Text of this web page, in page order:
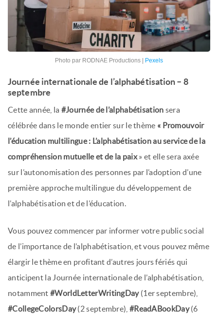
Photo par RODNAE Productions | Pexels
Journée internationale de l’alphabétisation – 8
septembre
Cette année, la #Journée de l’alphabétisation sera
célébrée dans le monde entier sur le thème « Promouvoir
l’éducation multilingue : L’alphabétisation au service de la
compréhension mutuelle et de la paix» et elle sera axée
sur l’autonomisation des personnes par l’adoption d’une
première approche multilingue du développement de
l’alphabétisation et de l’éducation.
Vous pouvez commencer par informer votre public social
de l’importance de l’alphabétisation, et vous pouvez même
élargir le thème en profitant d’autres jours fériés qui
anticipent la Journée internationale de l’alphabétisation,
notamment#WorldLetterWritingDay(1er septembre),
#CollegeColorsDay(2 septembre), #ReadABookDay(6